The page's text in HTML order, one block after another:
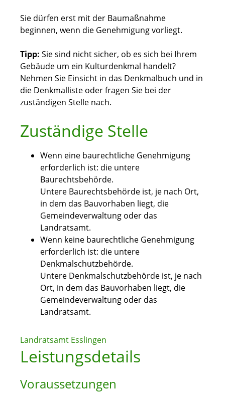
Sie dürfen erst mit der Baumaßnahme
beginnen, wenn die Genehmigung vorliegt.
Tipp: Sie sind nicht sicher, ob es sich bei Ihrem
Gebäude um ein Kulturdenkmal handelt?
Nehmen Sie Einsicht in das Denkmalbuch und in
die Denkmalliste oder fragen Sie bei der
zuständigen Stelle nach.
Zuständige Stelle
Wenn eine baurechtliche Genehmigung
erforderlich ist: die untere
Baurechtsbehörde.
Untere Baurechtsbehörde ist, je nach Ort,
in dem das Bauvorhaben liegt, die
Gemeindeverwaltung oder das
Landratsamt.
Wenn keine baurechtliche Genehmigung
erforderlich ist: die untere
Denkmalschutzbehörde.
Untere Denkmalschutzbehörde ist, je nach
Ort, in dem das Bauvorhaben liegt, die
Gemeindeverwaltung oder das
Landratsamt.
Landratsamt Esslingen
Leistungsdetails
Voraussetzungen